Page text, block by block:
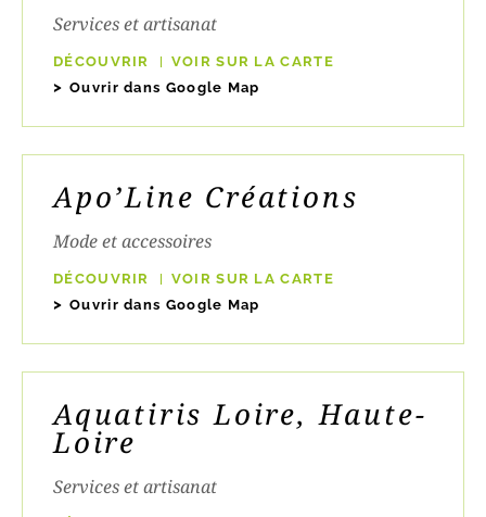
Services et artisanat
DÉCOUVRIR
VOIR SUR LA CARTE
Ouvrir dans Google Map
Apo’Line Créations
Mode et accessoires
DÉCOUVRIR
VOIR SUR LA CARTE
Ouvrir dans Google Map
Aquatiris Loire, Haute-
Loire
Services et artisanat